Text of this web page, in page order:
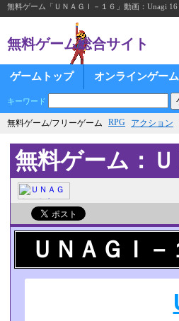
無料ゲーム「ＵＮＡＧＩ－１６」動画：Unagi 16
無料ゲーム総合サイト
ゲームトップ オンラインゲーム
キーワード
無料ゲーム/フリーゲーム RPG アクション
無料ゲーム：
ＵＮＡＧＩ